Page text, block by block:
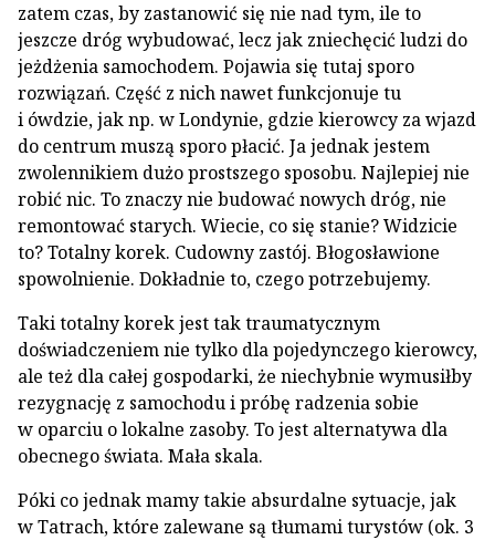
zatem czas, by zastanowić się nie nad tym, ile to
jeszcze dróg wybudować, lecz jak zniechęcić ludzi do
jeżdżenia samochodem. Pojawia się tutaj sporo
rozwiązań. Część z nich nawet funkcjonuje tu
i ówdzie, jak np. w Londynie, gdzie kierowcy za wjazd
do centrum muszą sporo płacić. Ja jednak jestem
zwolennikiem dużo prostszego sposobu. Najlepiej nie
robić nic. To znaczy nie budować nowych dróg, nie
remontować starych. Wiecie, co się stanie? Widzicie
to? Totalny korek. Cudowny zastój. Błogosławione
spowolnienie. Dokładnie to, czego potrzebujemy.
Taki totalny korek jest tak traumatycznym
doświadczeniem nie tylko dla pojedynczego kierowcy,
ale też dla całej gospodarki, że niechybnie wymusiłby
rezygnację z samochodu i próbę radzenia sobie
w oparciu o lokalne zasoby. To jest alternatywa dla
obecnego świata. Mała skala.
Póki co jednak mamy takie absurdalne sytuacje, jak
w Tatrach, które zalewane są tłumami turystów (ok. 3